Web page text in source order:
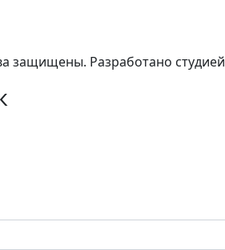
защищены. Разработано студией